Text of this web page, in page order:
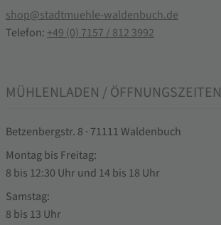
shop@stadtmuehle-waldenbuch.de
Telefon: +49 (0) 7157 / 812 3992
MÜHLENLADEN / ÖFFNUNGSZEITEN
Betzenbergstr. 8 · 71111 Waldenbuch
Montag bis Freitag:
8 bis 12:30 Uhr und 14 bis 18 Uhr
Samstag:
8 bis 13 Uhr